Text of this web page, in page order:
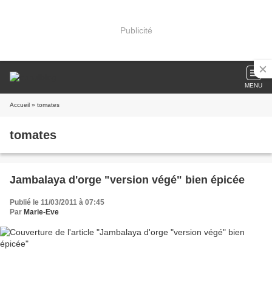
Publicité
MENU
Accueil » tomates
tomates
Jambalaya d'orge "version végé" bien épicée
Publié le 11/03/2011 à 07:45
Par Marie-Eve